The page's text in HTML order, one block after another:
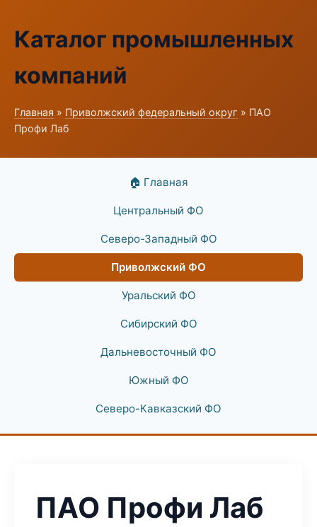
Каталог промышленных
компаний
Главная » Приволжский федеральный округ » ПАО
Профи Лаб
🏠 Главная
Центральный ФО
Северо-Западный ФО
Приволжский ФО
Уральский ФО
Сибирский ФО
Дальневосточный ФО
Южный ФО
Северо-Кавказский ФО
ПАО Профи Лаб